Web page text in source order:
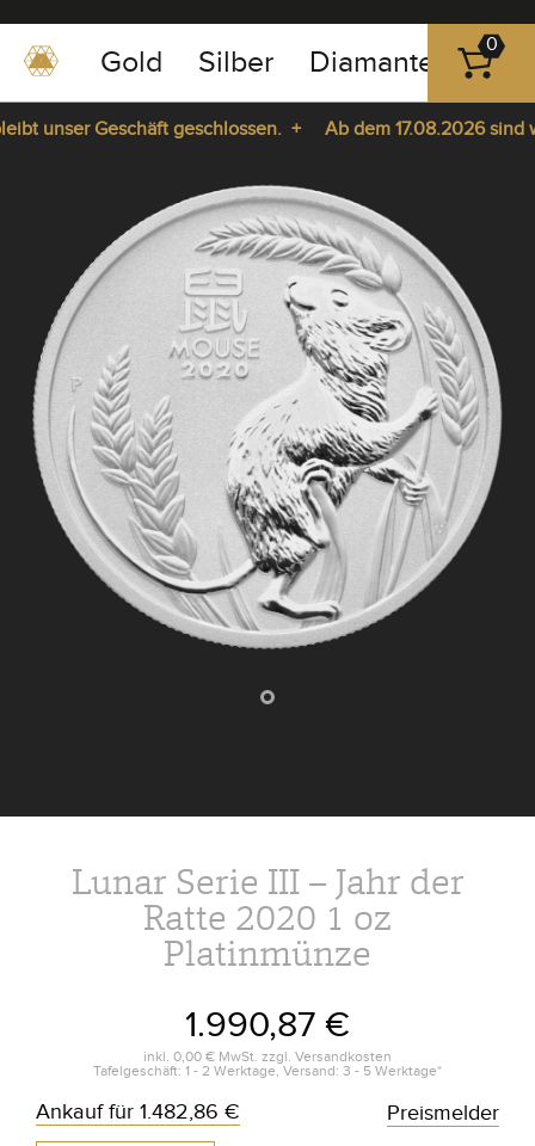
0351
-
43
Gold Silber Diamanten
0
unser Geschäft geschlossen. +
Ab dem 17.08.2026 sind
Lunar Serie III – Jahr der
Ratte 2020 1 oz
Platinmünze
1.990,87 €
inkl. 0,00 € MwSt. zzgl. Versandkosten
Tafelgeschäft: 1 - 2 Werktage, Versand: 3 - 5 Werktage*
Ankauf für 1.482,86 € Preismelder